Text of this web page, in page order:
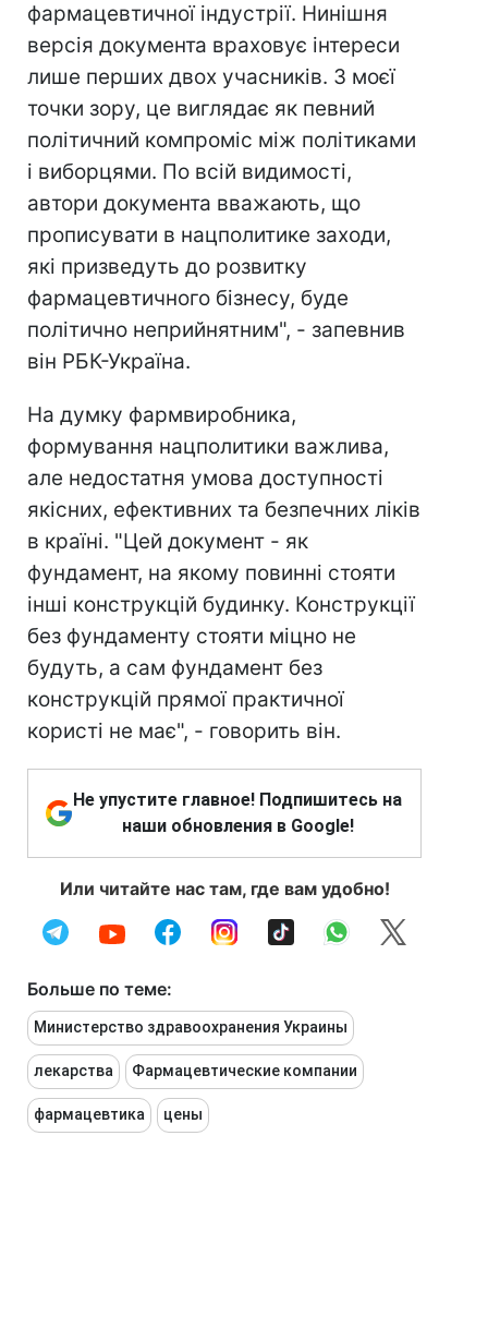
фармацевтичної індустрії. Нинішня
версія документа враховує інтереси
лише перших двох учасників. З моєї
точки зору, це виглядає як певний
політичний компроміс між політиками
і виборцями. По всій видимості,
автори документа вважають, що
прописувати в нацполитике заходи,
які призведуть до розвитку
фармацевтичного бізнесу, буде
політично неприйнятним", - запевнив
він РБК-Україна.
На думку фармвиробника,
формування нацполитики важлива,
але недостатня умова доступності
якісних, ефективних та безпечних ліків
в країні. "Цей документ - як
фундамент, на якому повинні стояти
інші конструкцій будинку. Конструкції
без фундаменту стояти міцно не
будуть, а сам фундамент без
конструкцій прямої практичної
користі не має", - говорить він.
Не упустите главное! Подпишитесь на
наши обновления в Google!
Или читайте нас там, где вам удобно!
Больше по теме:
Министерство здравоохранения Украины
лекарства Фармацевтические компании
фармацевтика цены